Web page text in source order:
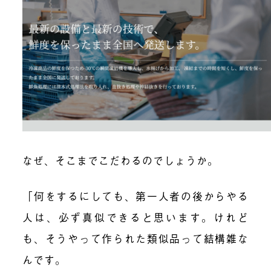
なぜ、そこまでこだわるのでしょうか。
「何をするにしても、第一人者の後からやる
人は、必ず真似できると思います。けれど
も、そうやって作られた類似品って結構雑な
んです。